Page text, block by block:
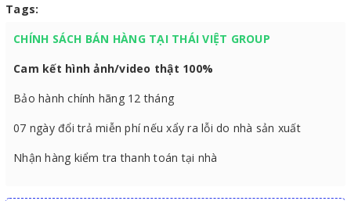
Tags:
CHÍNH SÁCH BÁN HÀNG TẠI THÁI VIỆT GROUP
Cam kết hình ảnh/video thật 100%
Bảo hành chính hãng 12 tháng
07 ngày đổi trả miễn phí nếu xẩy ra lỗi do nhà sản xuất
Nhận hàng kiểm tra thanh toán tại nhà